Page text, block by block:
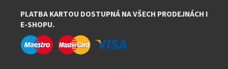
PLATBA KARTOU DOSTUPNÁ NA VŠECH PRODEJNÁCH I
E-SHOPU.